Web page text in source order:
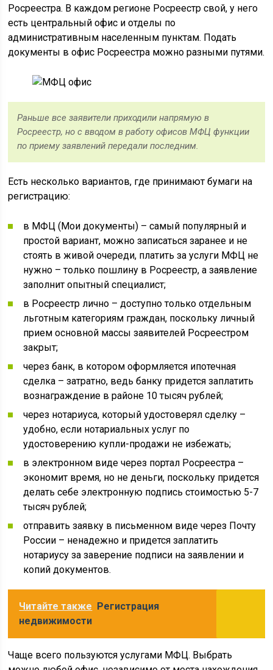
Росреестра. В каждом регионе Росреестр свой, у него
есть центральный офис и отделы по
административным населенным пунктам. Подать
документы в офис Росреестра можно разными путями.
Раньше все заявители приходили напрямую в
Росреестр, но с вводом в работу офисов МФЦ функции
по приему заявлений передали последним.
Есть несколько вариантов, где принимают бумаги на
регистрацию:
в МФЦ (Мои документы) – самый популярный и
простой вариант, можно записаться заранее и не
стоять в живой очереди, платить за услуги МФЦ не
нужно – только пошлину в Росреестр, а заявление
заполнит опытный специалист;
в Росреестр лично – доступно только отдельным
льготным категориям граждан, поскольку личный
прием основной массы заявителей Росреестром
закрыт;
через банк, в котором оформляется ипотечная
сделка – затратно, ведь банку придется заплатить
вознаграждение в районе 10 тысяч рублей;
через нотариуса, который удостоверял сделку –
удобно, если нотариальных услуг по
удостоверению купли-продажи не избежать;
в электронном виде через портал Росреестра –
экономит время, но не деньги, поскольку придется
делать себе электронную подпись стоимостью 5-7
тысяч рублей;
отправить заявку в письменном виде через Почту
России – ненадежно и придется заплатить
нотариусу за заверение подписи на заявлении и
копий документов.
Читайте также Регистрация
недвижимости
Чаще всего пользуются услугами МФЦ. Выбрать